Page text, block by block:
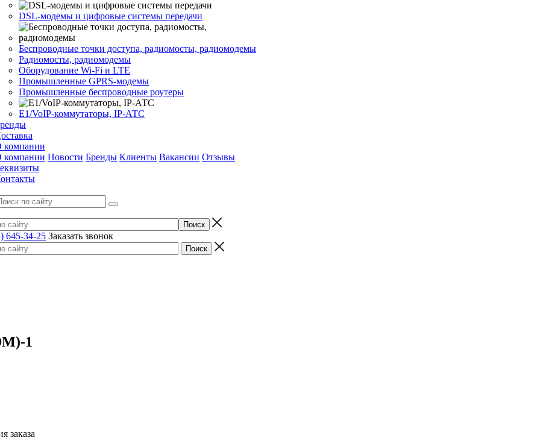
DSL-модемы и цифровые системы передачи
Беспроводные точки доступа, радиомосты, радиомодемы
Радиомосты, радиомодемы
Оборудование Wi-Fi и LTE
Промышленные GPRS-модемы
Промышленные беспроводные роутеры
Е1/VoIP-коммутаторы, IP-АТС
компании
компании Новости Бренды Клиенты Вакансии Отзывы
645-34-25 Заказать звонок
1
заказа